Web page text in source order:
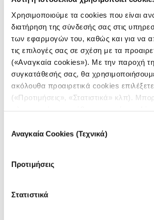
Χρησιμοποιούμε τα cookies που είναι
διατήρηση της σύνδεσής σας στις
των εφαρμογών του, καθώς και για να
τις επιλογές σας σε σχέση με τα
(«Αναγκαία cookies»). Με την παροχή
συγκατάθεσής σας, θα
ακόλουθα προαιρετικά cookies επιλέξετε
(«Προτιμήσεις», «Στατιστικά» κλπ).
συγκατάθεσης
Αναγκαία Cookies (Τεχνικά)
Προτιμήσεις
Στατιστικά
σημαντικό βοήθημα στις
αντίστροφης μεταγραφής
πολυμεράσης (μοριακό τεστ RT-PCR).
υλοποίηση του συστήματος
απεικονιστικές εξετάσεις, οι οποίες
αποθηκευτεί στο Κέντρο Δεδομένων
ΕΔΥΤΕ (έργο HARMONΙ), σύμφωνα με
συνεργασίας που έχει υπογραφεί με
Στο πλαίσιο του έργου δημιουργείται
δεδομένων εκπαίδευσης με
αποτελείται από μια ακολουθία
χρησιμοποιείται για την εκπαίδευση